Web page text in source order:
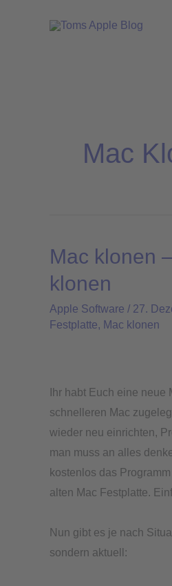
Mac
Mac klonen
klonen
Apple Software / 27.
Festplatte, Mac klonen
Ihr habt Euch eine
schnelleren Mac
wieder neu einrichten,
man muss an alles
kostenlos das
alten Mac Festplatte.
Nun gibt es je nach
sondern aktuell:
Mac
–
OSX
System
neue
Mac
Festplatte
klonen